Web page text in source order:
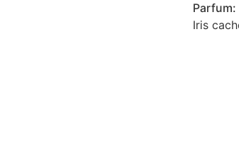
Parfum:
Iris